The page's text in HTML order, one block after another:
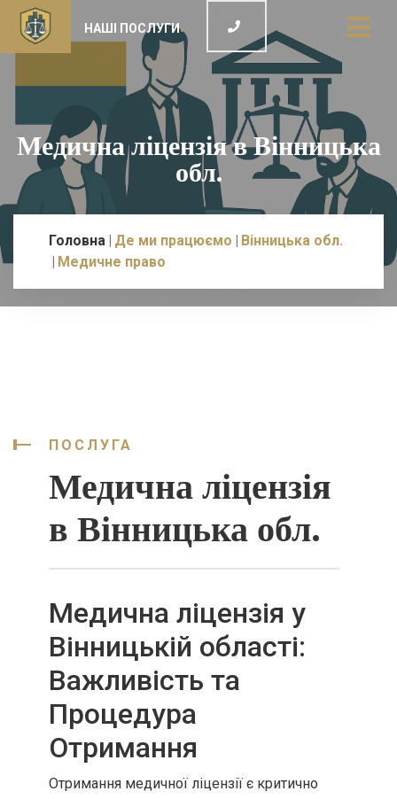
НАШІ ПОСЛУГИ
Медична ліцензія в Вінницька
обл.
Головна Де ми працюємо
Вінницька обл.
Медичне право
ПОСЛУГА
Медична ліцензія
в Вінницька обл.
Медична ліцензія у
Вінницькій області:
Важливість та
Процедура
Отримання
Отримання медичної ліцензії є критично